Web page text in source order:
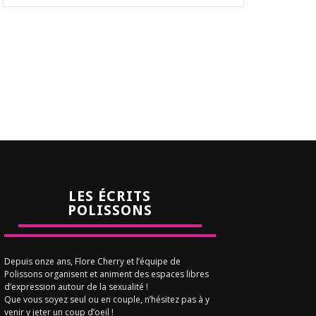
LES ÉCRITS
POLISSONS
Depuis onze ans, Flore Cherry et l’équipe de
Polissons organisent et animent des espaces libres
d’expression autour de la sexualité !
Que vous soyez seul ou en couple, n’hésitez pas à y
venir y jeter un coup d’oeil !